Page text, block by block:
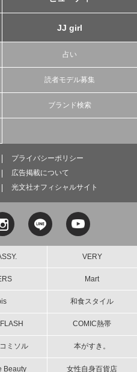
JJ girl
占い
読者モデル募集
ブランド検索
プライバシーポリシー
広告掲載について
光文社オフィシャルサイト
VERY
Mart
和食スタイル
COMIC熱帯
ミソル 本がすき。
Beauty 女性自身百貨店